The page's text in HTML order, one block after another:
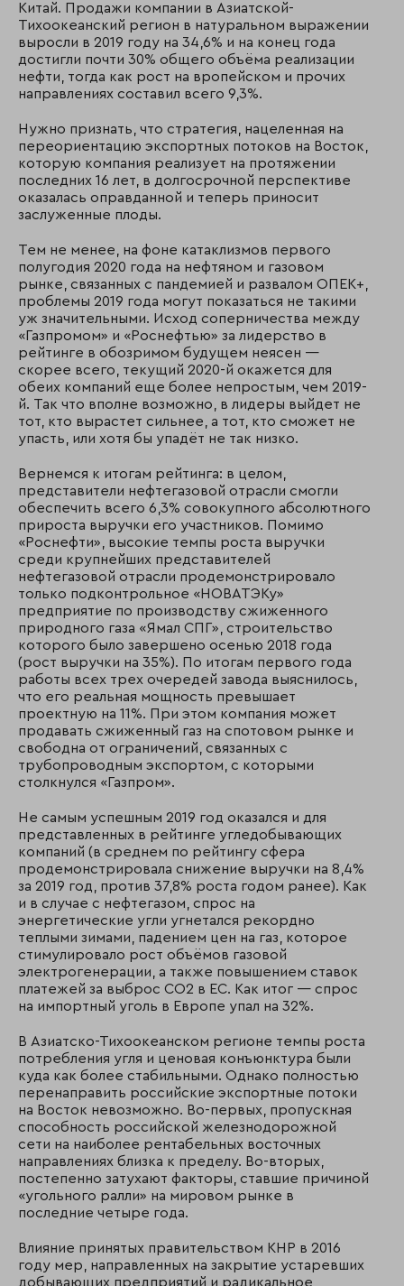
Китай. Продажи компании в Азиатской-
Тихоокеанский регион в натуральном выражении
выросли в 2019 году на 34,6% и на конец года
достигли почти 30% общего объёма реализации
нефти, тогда как рост на вропейском и прочих
направлениях составил всего 9,3%.
Нужно признать, что стратегия, нацеленная на
переориентацию экспортных потоков на Восток,
которую компания реализует на протяжении
последних 16 лет, в долгосрочной перспективе
оказалась оправданной и теперь приносит
заслуженные плоды.
Тем не менее, на фоне катаклизмов первого
полугодия 2020 года на нефтяном и газовом
рынке, связанных с пандемией и развалом ОПЕК+,
проблемы 2019 года могут показаться не такими
уж значительными. Исход соперничества между
«Газпромом» и «Роснефтью» за лидерство в
рейтинге в обозримом будущем неясен —
скорее всего, текущий 2020-й окажется для
обеих компаний еще более непростым, чем 2019-
й. Так что вполне возможно, в лидеры выйдет не
тот, кто вырастет сильнее, а тот, кто сможет не
упасть, или хотя бы упадёт не так низко.
Вернемся к итогам рейтинга: в целом,
представители нефтегазовой отрасли смогли
обеспечить всего 6,3% совокупного абсолютного
прироста выручки его участников. Помимо
«Роснефти», высокие темпы роста выручки
среди крупнейших представителей
нефтегазовой отрасли продемонстрировало
только подконтрольное «НОВАТЭКу»
предприятие по производству сжиженного
природного газа «Ямал СПГ», строительство
которого было завершено осенью 2018 года
(рост выручки на 35%). По итогам первого года
работы всех трех очередей завода выяснилось,
что его реальная мощность превышает
проектную на 11%. При этом компания может
продавать сжиженный газ на спотовом рынке и
свободна от ограничений, связанных с
трубопроводным экспортом, с которыми
столкнулся «Газпром».
Не самым успешным 2019 год оказался и для
представленных в рейтинге угледобывающих
компаний (в среднем по рейтингу сфера
продемонстрировала снижение выручки на 8,4%
за 2019 год, против 37,8% роста годом ранее). Как
и в случае с нефтегазом, спрос на
энергетические угли угнетался рекордно
теплыми зимами, падением цен на газ, которое
стимулировало рост объёмов газовой
электрогенерации, а также повышением ставок
платежей за выброс СО2 в ЕС. Как итог — спрос
на импортный уголь в Европе упал на 32%.
В Азиатско-Тихоокеанском регионе темпы роста
потребления угля и ценовая конъюнктура были
куда как более стабильными. Однако полностью
перенаправить российские экспортные потоки
на Восток невозможно. Во-первых, пропускная
способность российской железнодорожной
сети на наиболее рентабельных восточных
направлениях близка к пределу. Во-вторых,
постепенно затухают факторы, ставшие причиной
«угольного ралли» на мировом рынке в
последние четыре года.
Влияние принятых правительством КНР в 2016
году мер, направленных на закрытие устаревших
добывающих предприятий и радикальное